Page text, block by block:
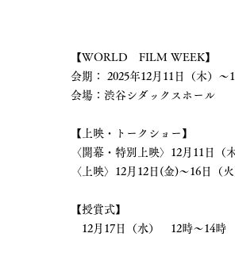
【WORLD FILM WEEK】
会期： 2025年12月11日（木）〜
会場：渋谷シダックスホール
【上映・トークショー】
〈開幕・特別上映〉12月11日
〈上映〉12月12日(金)〜16日（
【授賞式】
12月17日（水） 12時〜14